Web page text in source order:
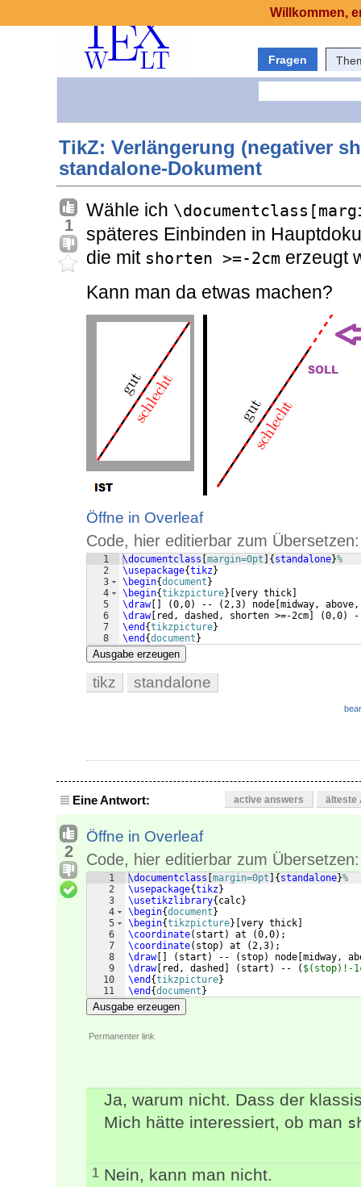
Fragen
TikZ: Verlängerung (negativer
standalone-Dokument
1
Wähle ich
späteres Einbinden in
die mit shorten >=-2cm erzeugt
Kann man da etwas machen?
Öffne in Overleaf
Code, hier editierbar zum Übersetzen:
1
2
3
4
5
6
7
8
\documentclass margin=0pt { standalone}%
\usepackage{tikz}
\begin{document }
\begin{tikzpicture} very thick
\draw[ (0,0) -- (2,3) node midway,
\draw[ red, dashed, shorten >=-2cm (0,0)
\end {tikzpicture}
\end {document }
Ausgabe erzeugen
tikz standalone
Eine Antwort: active answers älteste
2
Öffne in Overleaf
Code, hier editierbar zum Übersetzen:
1
2
3
4
5
6
7
8
9
10
11
\documentclass margin=0pt { standalone}%
\usepackage{tikz}
\usetikzlibrary{ calc}
\begin{document }
\begin{tikzpicture} very thick
\coordinate( start ) at (0,0) ;
\coordinate( stop) at (2,3) ;
\draw[ ( start ) -- ( stop) node midway,
\draw[ red, dashed ( start ) -- ( $(stop)!-
\end {tikzpicture}
\end {document }
Ausgabe erzeugen
Permanenter link
Ja, warum nicht. Dass der
Mich hätte interessiert, ob man
1 Nein, kann man nicht.
Willkommen,